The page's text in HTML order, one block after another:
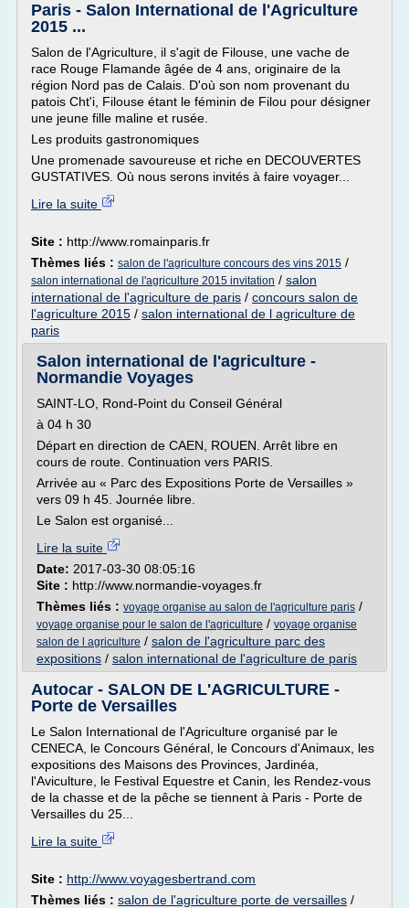
Paris - Salon International de l'Agriculture
2015 ...
Salon de l'Agriculture, il s'agit de Filouse, une vache de
race Rouge Flamande âgée de 4 ans, originaire de la
région Nord pas de Calais. D'où son nom provenant du
patois Cht'i, Filouse étant le féminin de Filou pour désigner
une jeune fille maline et rusée.
Les produits gastronomiques
Une promenade savoureuse et riche en DECOUVERTES
GUSTATIVES. Où nous serons invités à faire voyager...
Lire la suite
Site : http://www.romainparis.fr
Thèmes liés : salon de l'agriculture concours des vins 2015 /
salon international de l'agriculture 2015 invitation / salon
international de l'agriculture de paris / concours salon de
l'agriculture 2015 / salon international de l agriculture de
paris
Salon international de l'agriculture -
Normandie Voyages
SAINT-LO, Rond-Point du Conseil Général
à 04 h 30
Départ en direction de CAEN, ROUEN. Arrêt libre en
cours de route. Continuation vers PARIS.
Arrivée au « Parc des Expositions Porte de Versailles »
vers 09 h 45. Journée libre.
Le Salon est organisé...
Lire la suite
Date: 2017-03-30 08:05:16
Site : http://www.normandie-voyages.fr
Thèmes liés : voyage organise au salon de l'agriculture paris /
voyage organise pour le salon de l'agriculture / voyage organise
salon de l agriculture / salon de l'agriculture parc des
expositions / salon international de l'agriculture de paris
Autocar - SALON DE L'AGRICULTURE -
Porte de Versailles
Le Salon International de l'Agriculture organisé par le
CENECA, le Concours Général, le Concours d'Animaux, les
expositions des Maisons des Provinces, Jardinéa,
l'Aviculture, le Festival Equestre et Canin, les Rendez-vous
de la chasse et de la pêche se tiennent à Paris - Porte de
Versailles du 25...
Lire la suite
Site : http://www.voyagesbertrand.com
Thèmes liés : salon de l'agriculture porte de versailles /